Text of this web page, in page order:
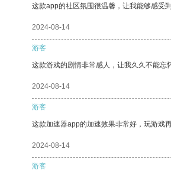
这款app的社区氛围很温馨，让我能够感受到
2024-08-14
游客
这款游戏的剧情非常感人，让我久久不能忘
2024-08-14
游客
这款加速器app的加速效果非常好，玩游戏
2024-08-14
游客